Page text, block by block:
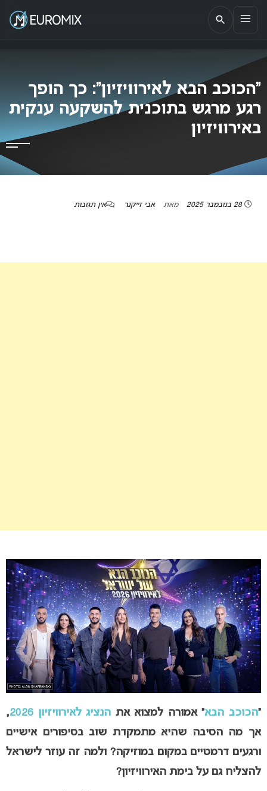
EUROMIX
אתר הבית של האירוויזיון בישראל
“הכוכב הבא לאירוויזיון”: כך הופך
רגע מרגש בתוכנית להשקעה ענקית
באירוויזיון
28 בנובמבר 2025 מאת אבי זייקנר אין תגובות
“הכוכב הבא” אמורה למצוא את הנציג לאירוויזיון 2026
,
אך מה הסיבה שהיא מתמקדת שוב בסיפורים אישיים
ורגעים דרמטיים במקום במוזיקה? ולמה זה עוזר לישראל
להצליח גם על בימת האירוויזיון?